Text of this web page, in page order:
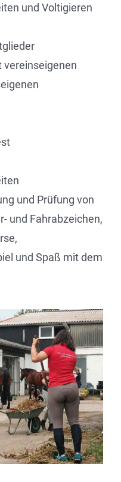
und Voltigieren
vereinseigenen
und Prüfung von
und Fahrabzeichen,
und Spaß mit dem